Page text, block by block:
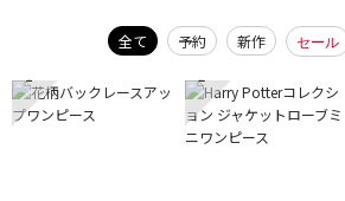
全て 予約 新作 セール
1 2